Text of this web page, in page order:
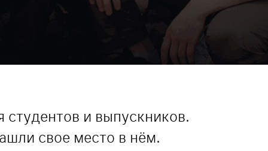
и выпускников.
свое место в нём.